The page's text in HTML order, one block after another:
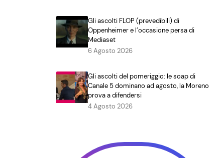
Gli ascolti FLOP (prevedibili) di
Oppenheimer e l’occasione persa di
Mediaset
6 Agosto 2026
Gli ascolti del pomeriggio: le soap di
Canale 5 dominano ad agosto, la Moreno
prova a difendersi
4 Agosto 2026